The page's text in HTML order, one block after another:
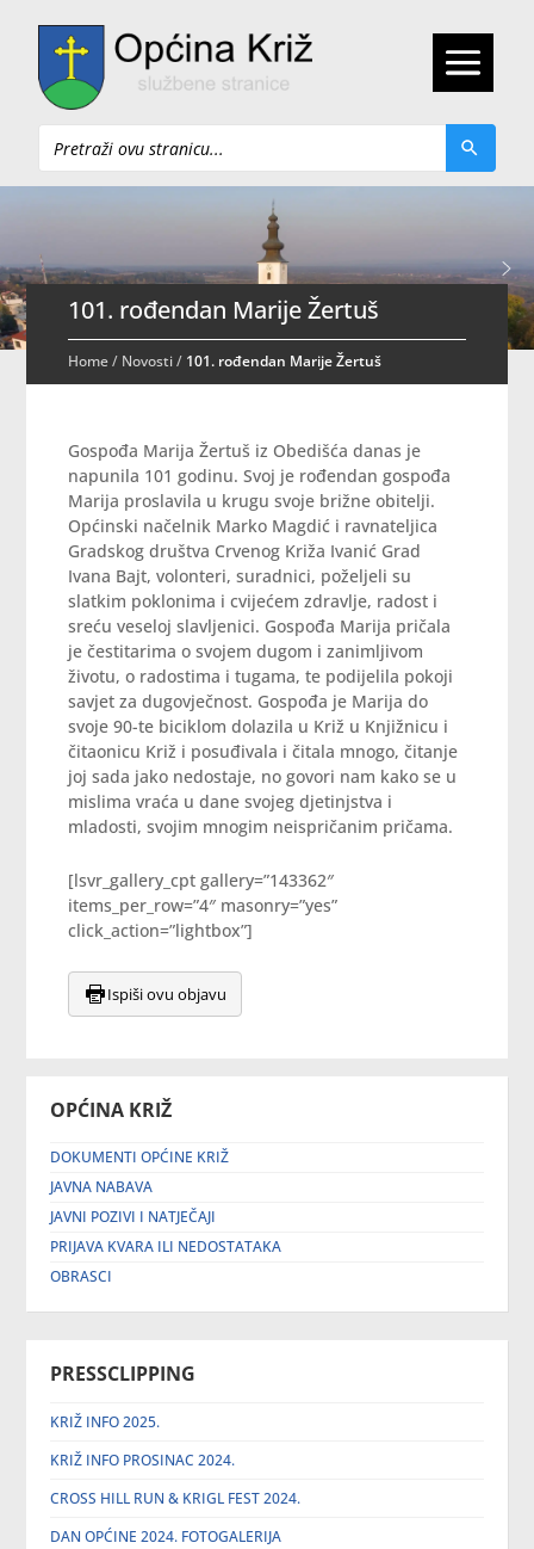
Pretraži
OPĆINA KRIŽ
DOKUMENTI OPĆINE KRIŽ
JAVNA NABAVA
JAVNI POZIVI I NATJEČAJI
PRIJAVA KVARA ILI NEDOSTATAKA
OBRASCI
PRESSCLIPPING
KRIŽ INFO 2025.
KRIŽ INFO PROSINAC 2024.
CROSS HILL RUN & KRIGL FEST 2024.
DAN OPĆINE 2024. FOTOGALERIJA
101. rođendan Marije Žertuš
Home/ Novosti/ 101. rođendan Marije Žertuš
Gospođa Marija Žertuš iz Obedišća danas je
napunila 101 godinu. Svoj je rođendan gospođa
Marija proslavila u krugu svoje brižne obitelji.
Općinski načelnik Marko Magdić i ravnateljica
Gradskog društva Crvenog Križa Ivanić Grad
Ivana Bajt, volonteri, suradnici, poželjeli su
slatkim poklonima i cvijećem zdravlje, radost i
sreću veseloj slavljenici. Gospođa Marija pričala
je čestitarima o svojem dugom i zanimljivom
životu, o radostima i tugama, te podijelila pokoji
savjet za dugovječnost. Gospođa je Marija do
svoje 90-te biciklom dolazila u Križ u Knjižnicu i
čitaonicu Križ i posuđivala i čitala mnogo, čitanje
joj sada jako nedostaje, no govori nam kako se u
mislima vraća u dane svojeg djetinjstva i
mladosti, svojim mnogim neispričanim pričama.
[lsvr_gallery_cpt gallery=”143362″
items_per_row=”4″ masonry=”yes”
click_action=”lightbox”]
Ispiši ovu objavu